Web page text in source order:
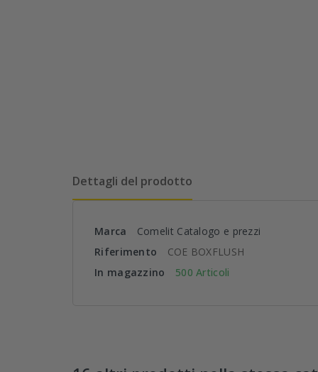
Dettagli del prodotto
Marca
Comelit Catalogo e prezzi
Riferimento
COE BOXFLUSH
In magazzino
500 Articoli